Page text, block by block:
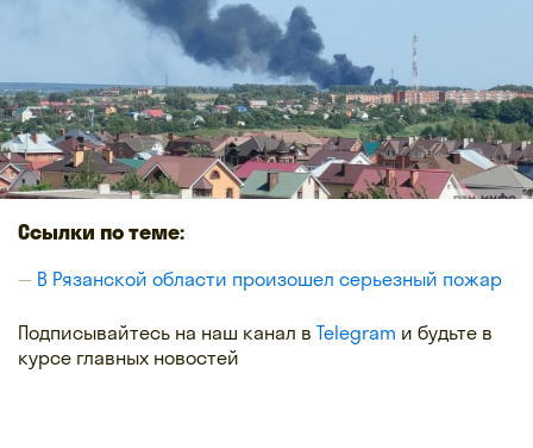
Ссылки по теме:
В Рязанской области произошел серьезный пожар
Подписывайтесь на наш канал в Telegram и будьте в
курсе главных новостей